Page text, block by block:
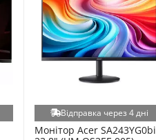
Відправка через 4 дні
Монітор Acer SA243YG0bi